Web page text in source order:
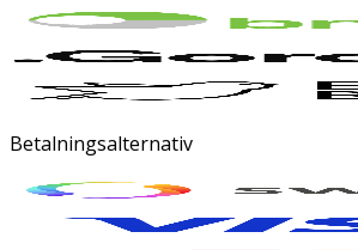
Betalningsalternativ